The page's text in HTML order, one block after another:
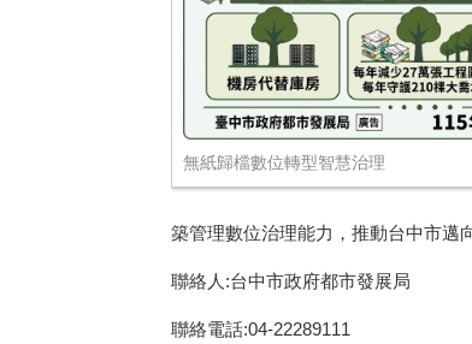
無紙歸檔數位轉型智慧治理
築管理數位治理能力，推動台中市邁
聯絡人:台中市政府都市發展局
聯絡電話:04-22289111